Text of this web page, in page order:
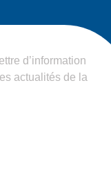
d’information
actualités de la